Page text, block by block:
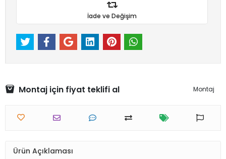
İade ve Değişim
Montaj için fiyat teklifi al Montaj
Ürün Açıklaması